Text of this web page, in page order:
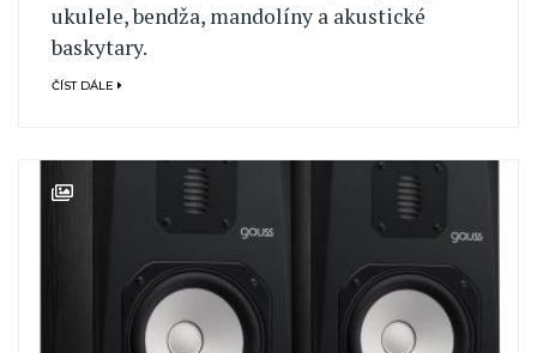
ukulele, bendža, mandolíny a akustické
baskytary.
ČÍST DÁLE